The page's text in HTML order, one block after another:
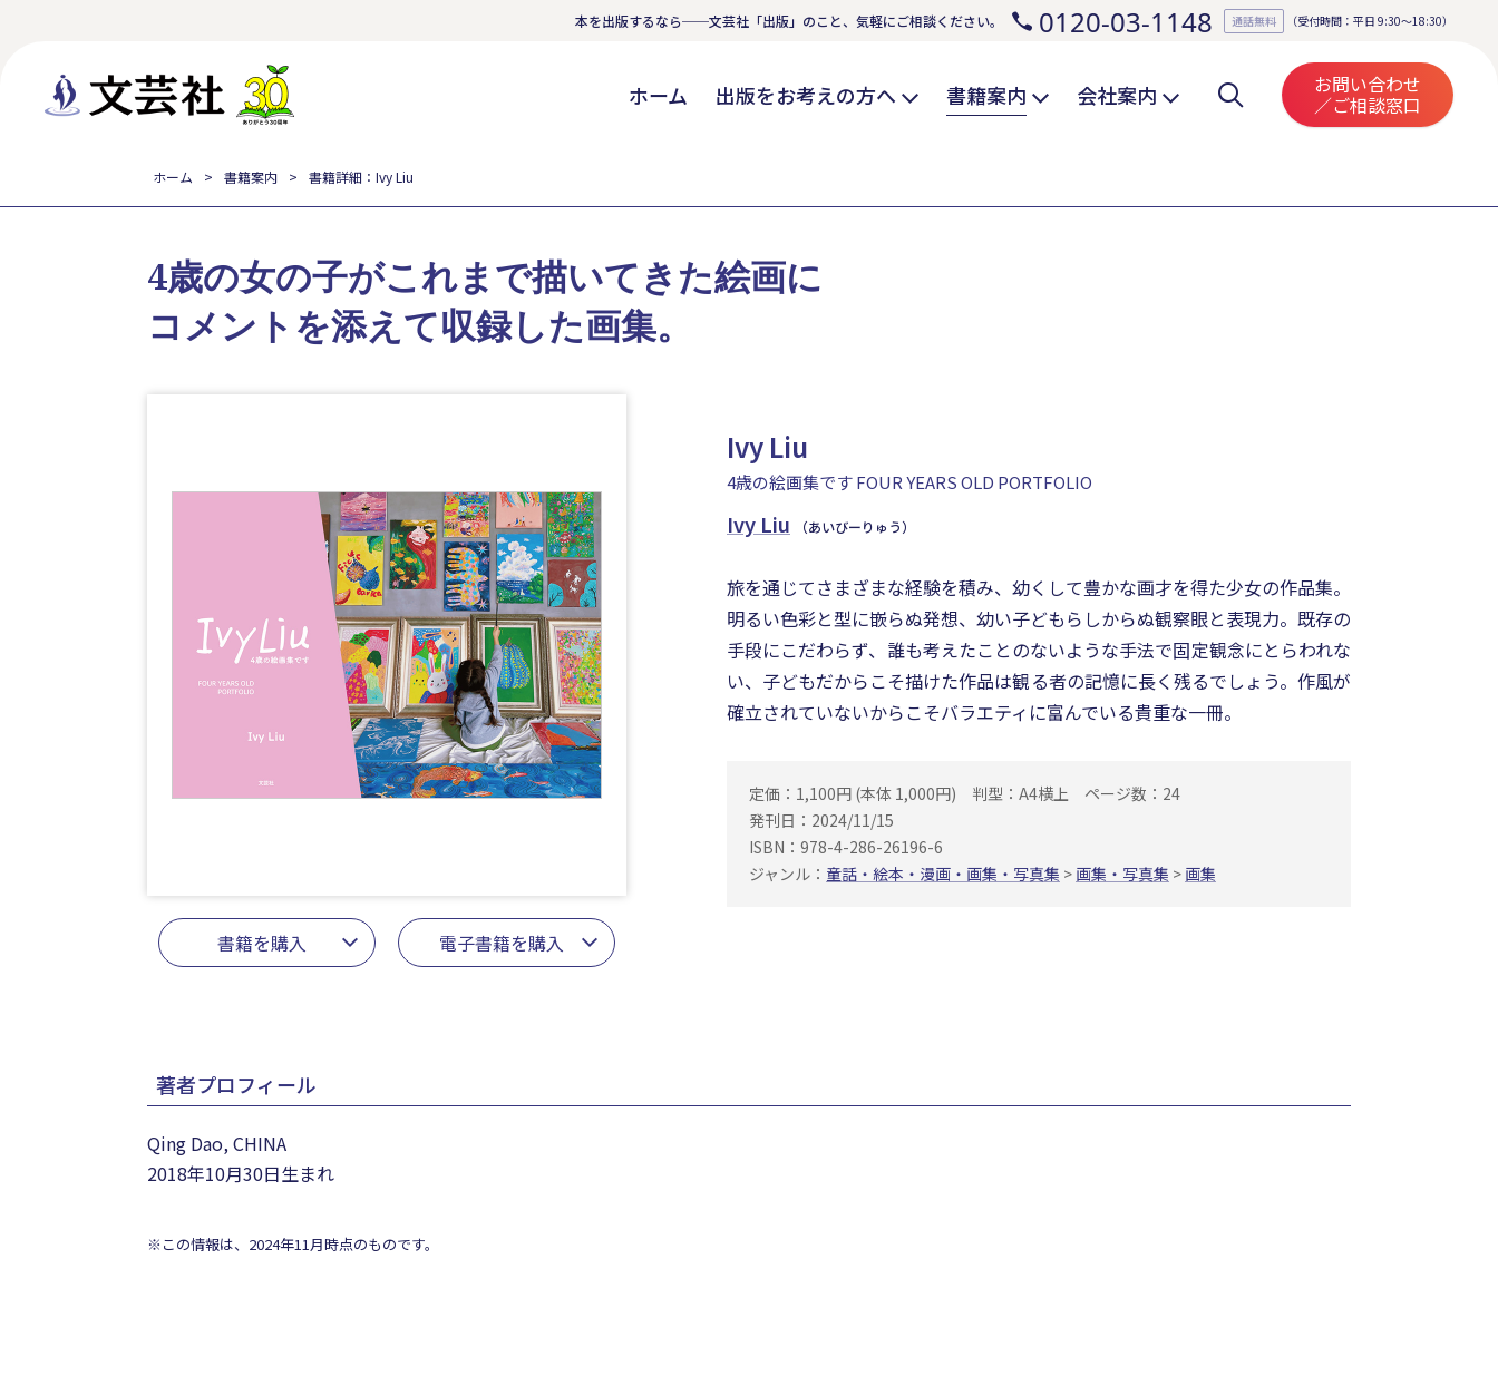
本を出版するなら──文芸社「出版」のこと、気軽にご相談ください。 0120-03-1148 通話無料 （受付時間：平日 9:30～18:30）
ホーム 出版をお考えの方へ 書籍案内 会社案内 お問い合わせ
／ご相談窓口
ホーム 書籍案内 書籍詳細：Ivy Liu
Ivy Liu
4歳の絵画集です FOUR YEARS OLD PORTFOLIO
Ivy Liu （あいびーりゅう）
書籍を購入 電子書籍を購入
4歳の女の子がこれまで描いてきた絵画に
コメントを添えて収録した画集。
旅を通じてさまざまな経験を積み、幼くして豊かな画才を得た少女の作品集。
明るい色彩と型に嵌らぬ発想、幼い子どもらしからぬ観察眼と表現力。既存の
手段にこだわらず、誰も考えたことのないような手法で固定観念にとらわれな
い、子どもだからこそ描けた作品は観る者の記憶に長く残るでしょう。作風が
確立されていないからこそバラエティに富んでいる貴重な一冊。
定価：1,100円 (本体 1,000円) 判型：A4横上
ページ数：24
発刊日：2024/11/15
ISBN：978-4-286-26196-6
ジャンル： 童話・絵本・漫画・画集・写真集 > 画集・写真集 > 画集
著者プロフィール
Qing Dao, CHINA
2018年10月30日生まれ
※この情報は、2024年11月時点のものです。